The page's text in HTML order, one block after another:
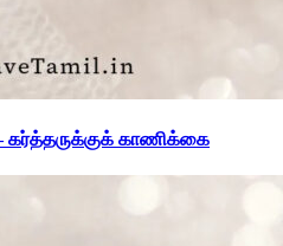
கர்த்தருக்குக் காணிக்கை